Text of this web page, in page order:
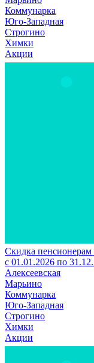
Коммунарка
Юго-Западная
Строгино
Химки
Акции
Скидка
с 01.01.2026 по
Алексеевская
Марьино
Коммунарка
Юго-Западная
Строгино
Химки
Акции